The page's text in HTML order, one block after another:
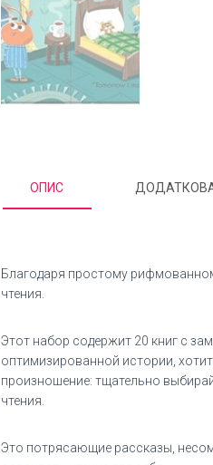
ОПИС
Благодаря простому
чтения.
Этот набор содержит 20 книг с
оптимизированной истории,
произношение: тщательно
чтения.
Это потрясающие рассказы,